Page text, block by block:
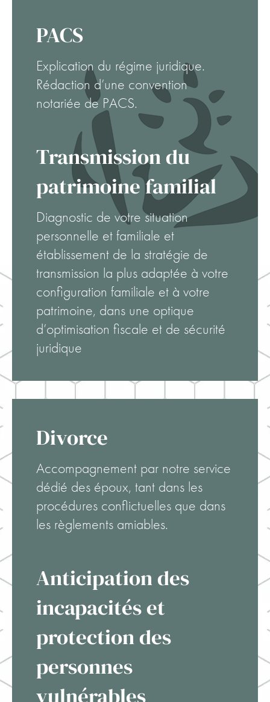
PACS
Explication du régime juridique.
Rédaction d’une convention
notariée de PACS.
Transmission du
patrimoine familial
Diagnostic de votre situation
personnelle et familiale et
établissement de la stratégie de
transmission la plus adaptée à votre
configuration familiale et à votre
patrimoine, dans une optique
d’optimisation fiscale et de sécurité
juridique
Divorce
Accompagnement par notre service
dédié des époux, tant dans les
procédures conflictuelles que dans
les règlements amiables.
Anticipation des
incapacités et
protection des
personnes
vulnérables